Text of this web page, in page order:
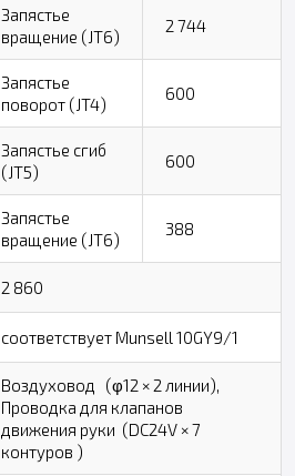
Запястье
вращение (JT6)
2 744
Запястье
поворот (JT4)
600
Запястье сгиб
(JT5)
600
Запястье
вращение (JT6)
388
2 860
соответствует Munsell 10GY9/1
Воздуховод (φ12 × 2 линии),
Проводка для клапанов
движения руки (DC24V × 7
контуров )